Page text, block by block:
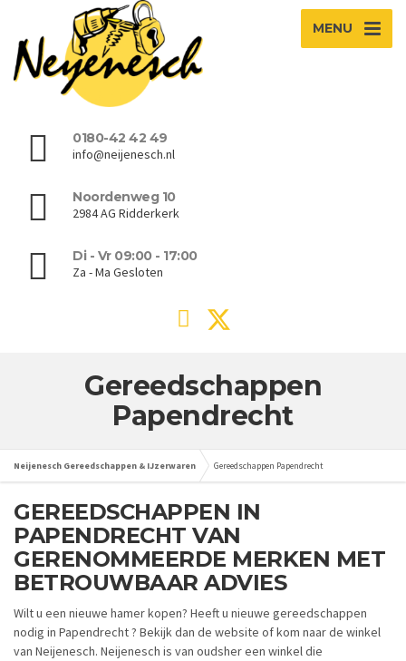
MENU
0180-42 42 49
info@neijenesch.nl
Noordenweg 10
2984 AG Ridderkerk
Di - Vr 09:00 - 17:00
Za - Ma Gesloten
Gereedschappen
Papendrecht
Neijenesch Gereedschappen & IJzerwaren Gereedschappen Papendrecht
GEREEDSCHAPPEN IN
PAPENDRECHT VAN
GERENOMMEERDE MERKEN MET
BETROUWBAAR ADVIES
Wilt u een nieuwe hamer kopen? Heeft u nieuwe gereedschappen
nodig in Papendrecht ? Bekijk dan de website of kom naar de winkel
van Neijenesch. Neijenesch is van oudsher een winkel die